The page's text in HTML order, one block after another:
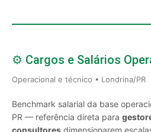
⚙️ Cargos e Salários
Operacional e técnico • Londrina/PR
Benchmark salarial da base
PR — referência direta para
consultores dimensionarem